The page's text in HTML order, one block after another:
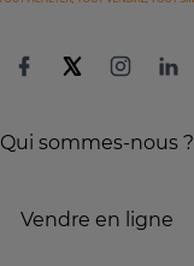
Qui sommes-nous ?
Vendre en ligne